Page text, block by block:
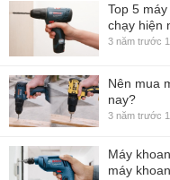
Top 5
chạy hiện
3 năm trước
Nên mua
nay?
3 năm trước
Máy
máy khoan